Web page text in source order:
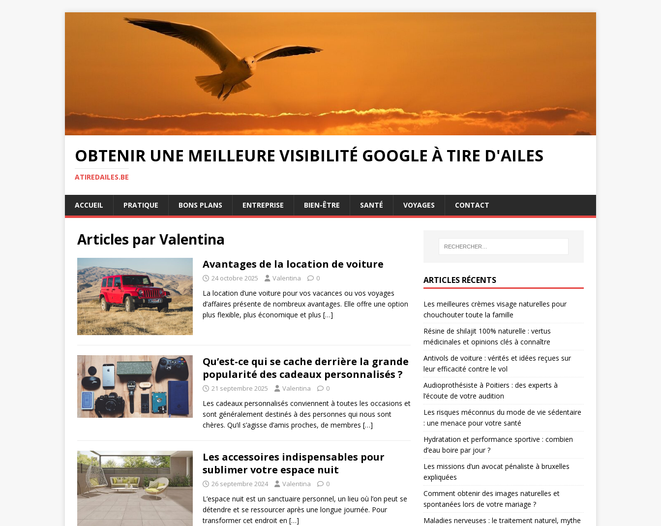
OBTENIR UNE MEILLEURE VISIBILITÉ GOOGLE À TIRE D'AILES
ATIREDAILES.BE
ACCUEIL PRATIQUE BONS PLANS ENTREPRISE BIEN-ÊTRE SANTÉ VOYAGES CONTACT
Articles par Valentina
Avantages de la location de voiture
24 octobre 2025 Valentina 0
La location d’une voiture pour vos vacances ou vos voyages
d’affaires présente de nombreux avantages. Elle offre une option
plus flexible, plus économique et plus […]
Qu’est-ce qui se cache derrière la grande
popularité des cadeaux personnalisés ?
21 septembre 2025 Valentina 0
Les cadeaux personnalisés conviennent à toutes les occasions et
sont généralement destinés à des personnes qui nous sont
chères. Qu’il s’agisse d’amis proches, de membres […]
Les accessoires indispensables pour
sublimer votre espace nuit
26 septembre 2024 Valentina 0
L’espace nuit est un sanctuaire personnel, un lieu où l’on peut se
détendre et se ressourcer après une longue journée. Pour
transformer cet endroit en […]
ARTICLES RÉCENTS
Les meilleures crèmes visage naturelles pour
chouchouter toute la famille
Résine de shilajit 100% naturelle : vertus
médicinales et opinions clés à connaître
Antivols de voiture : vérités et idées reçues sur
leur efficacité contre le vol
Audioprothésiste à Poitiers : des experts à
l’écoute de votre audition
Les risques méconnus du mode de vie sédentaire
: une menace pour votre santé
Hydratation et performance sportive : combien
d’eau boire par jour ?
Les missions d’un avocat pénaliste à bruxelles
expliquées
Comment obtenir des images naturelles et
spontanées lors de votre mariage ?
Maladies nerveuses : le traitement naturel, mythe